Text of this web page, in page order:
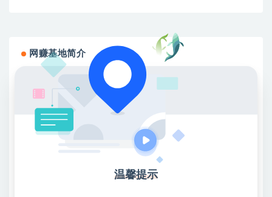
网赚基地简介
站长微信：无
❤本站：本站整合多方资源站，主要面向互联网创业
类&副业类，资源丰富 物超所值。
❤能助您：找项目 + 低成本创业 + 减少信息差 + 见识
各种项目 + 提升网创认知。
❤本站为众多团队提供了重要价值，也为众多创业者
❤如果您也依存于互联网，欢迎加入本站会员，将尽
温馨提示